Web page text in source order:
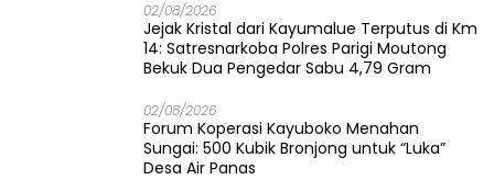
02/08/2026
Jejak Kristal dari Kayumalue Terputus di Km
14: Satresnarkoba Polres Parigi Moutong
Bekuk Dua Pengedar Sabu 4,79 Gram
02/08/2026
Forum Koperasi Kayuboko Menahan
Sungai: 500 Kubik Bronjong untuk “Luka”
Desa Air Panas